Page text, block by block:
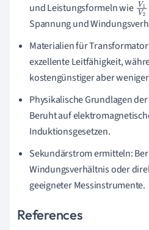
und Leistungsformeln wie V1V
2
Spannung und
Materialien für
exzellente Leitfähigkeit,
kostengünstiger aber
Physikalische Grundlagen
Beruht auf
Induktionsgesetzen.
Sekundärstrom ermitteln:
Windungsverhältnis oder
geeigneter Messinstrumente.
References